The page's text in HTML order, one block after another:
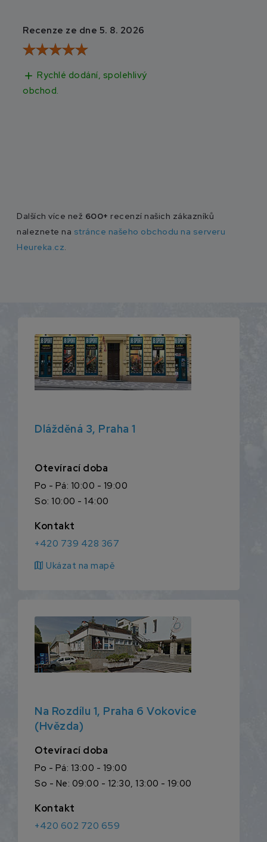
Recenze ze dne 5. 8. 2026
add Rychlé dodání, spolehlivý
obchod.
Dalších více než 600+ recenzí našich zákazníků
naleznete na stránce našeho obchodu na serveru
Heureka.cz.
Dlážděná 3, Praha 1
Otevírací doba
Po - Pá: 10:00 - 19:00
So: 10:00 - 14:00
Kontakt
+420 739 428 367
map Ukázat na mapě
Na Rozdílu 1, Praha 6 Vokovice
(Hvězda)
Otevírací doba
Po - Pá: 13:00 - 19:00
So - Ne: 09:00 - 12:30, 13:00 - 19:00
Kontakt
+420 602 720 659